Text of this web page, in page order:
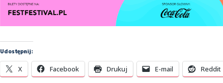
Udostępnij:
X Facebook Drukuj E-mail Reddit